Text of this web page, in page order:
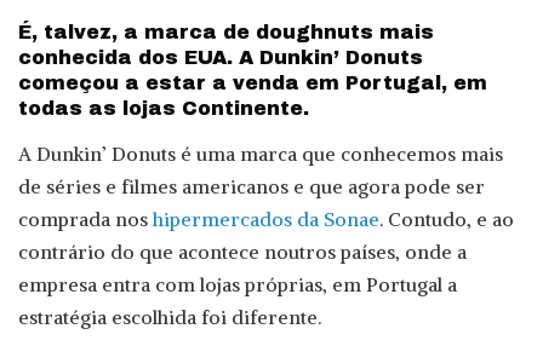
É, talvez, a marca de doughnuts mais
conhecida dos EUA. A Dunkin’ Donuts
começou a estar a venda em Portugal, em
todas as lojas Continente.
A Dunkin’ Donuts é uma marca que conhecemos mais
de séries e filmes americanos e que agora pode ser
comprada nos hipermercados da Sonae. Contudo, e ao
contrário do que acontece noutros países, onde a
empresa entra com lojas próprias, em Portugal a
estratégia escolhida foi diferente.